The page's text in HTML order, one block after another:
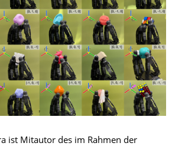
ist Mitautor des im Rahmen der